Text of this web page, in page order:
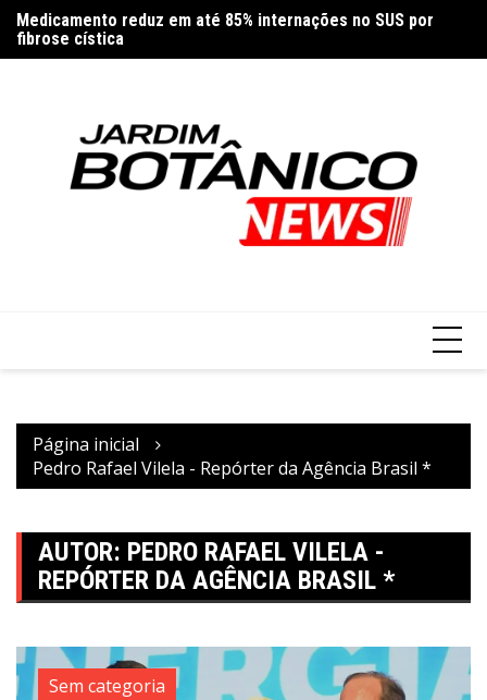
para
o
Medicamento reduz em até 85% internações no SUS por
fibrose cística
Página inicial
Pedro Rafael Vilela - Repórter da Agência Brasil *
AUTOR: PEDRO RAFAEL VILELA -
REPÓRTER DA AGÊNCIA BRASIL *
Sem categoria